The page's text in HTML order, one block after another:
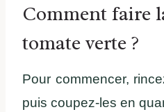
Comment faire
tomate verte ?
Pour commencer,
puis coupez-les en